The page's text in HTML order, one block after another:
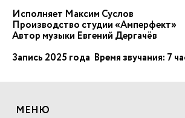
Исполняет Максим Суслов
Производство студии «Амперфект»
Автор музыки Евгений Дергачёв
Запись 2025 года Время звучания: 7
МЕНЮ